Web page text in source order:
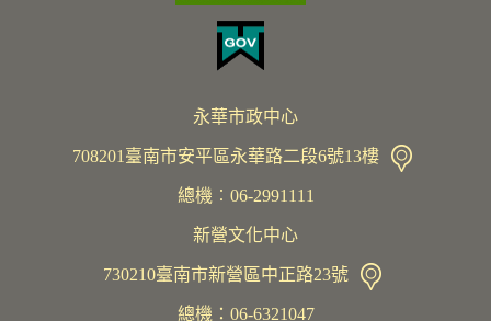
永華市政中心
708201臺南市安平區永華路二段6號13樓
總機︰06-2991111
新營文化中心
730210臺南市新營區中正路23號
總機：06-6321047